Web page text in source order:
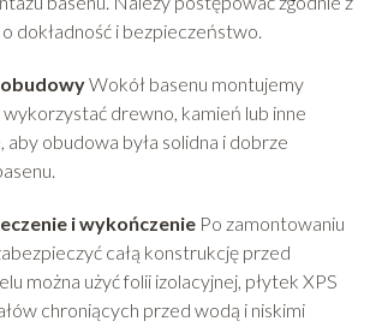
dokładność i bezpieczeństwo.
Wokół basenu montujemy
drewno, kamień lub inne
aby obudowa była solidna i dobrze
i wykończeniePo zamontowaniu
całą konstrukcję przed
można użyć folii izolacyjnej, płytek XPS
chroniących przed wodą i niskimi